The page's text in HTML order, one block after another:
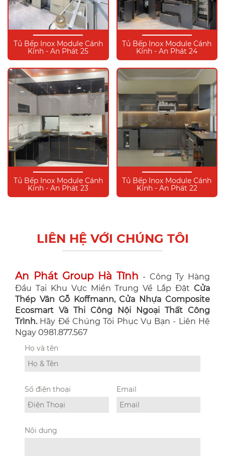
Tủ Bếp Inox Module Cánh
Kính - An Phát 25
Tủ Bếp Inox Module Cánh
Kính - An Phát 24
Tủ Bếp Inox Module Cánh
Kính - An Phát 23
Tủ Bếp Inox Module Cánh
Kính - An Phát 22
LIÊN HỆ VỚI CHÚNG TÔI
An Phát Group Hà Tĩnh - Công Ty Hàng
Đầu Tại Khu Vực Miền Trung Về Lắp Đặt Cửa
Thép Vân Gỗ Koffmann, Cửa Nhựa Composite
Ecosmart Và Thi Công Nội Ngoại Thất Công
Trình. Hãy Để Chúng Tôi Phục Vụ Bạn - Liên Hệ
Ngay 0981.877.567
Họ và tên
Số điện thoại Email
Nội dung